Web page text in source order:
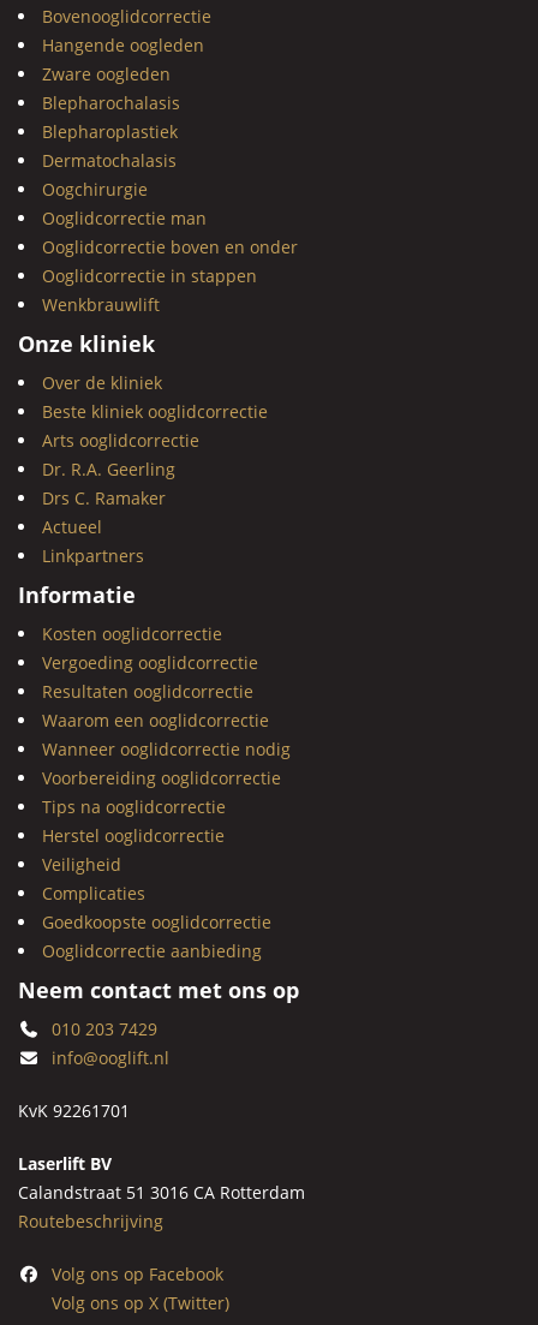
Bovenooglidcorrectie
Hangende oogleden
Zware oogleden
Blepharochalasis
Blepharoplastiek
Dermatochalasis
Oogchirurgie
Ooglidcorrectie man
Ooglidcorrectie boven en onder
Ooglidcorrectie in stappen
Wenkbrauwlift
Onze kliniek
Over de kliniek
Beste kliniek ooglidcorrectie
Arts ooglidcorrectie
Dr. R.A. Geerling
Drs C. Ramaker
Actueel
Linkpartners
Informatie
Kosten ooglidcorrectie
Vergoeding ooglidcorrectie
Resultaten ooglidcorrectie
Waarom een ooglidcorrectie
Wanneer ooglidcorrectie nodig
Voorbereiding ooglidcorrectie
Tips na ooglidcorrectie
Herstel ooglidcorrectie
Veiligheid
Complicaties
Goedkoopste ooglidcorrectie
Ooglidcorrectie aanbieding
Neem contact met ons op
010 203 7429
info@ooglift.nl
KvK 92261701
Laserlift BV
Calandstraat 51 3016 CA Rotterdam
Routebeschrijving
Volg ons op Facebook
Volg ons op X (Twitter)